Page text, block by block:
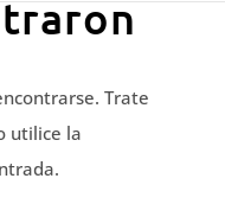
Trate
utilice la